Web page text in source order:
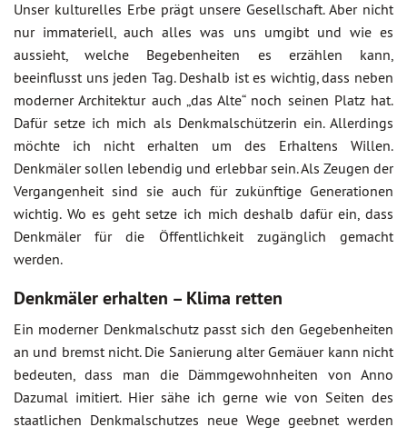
Unser kulturelles Erbe prägt unsere Gesellschaft. Aber nicht
nur immateriell, auch alles was uns umgibt und wie es
aussieht, welche Begebenheiten es erzählen kann,
beeinflusst uns jeden Tag. Deshalb ist es wichtig, dass neben
moderner Architektur auch „das Alte“ noch seinen Platz hat.
Dafür setze ich mich als Denkmalschützerin ein. Allerdings
möchte ich nicht erhalten um des Erhaltens Willen.
Denkmäler sollen lebendig und erlebbar sein. Als Zeugen der
Vergangenheit sind sie auch für zukünftige Generationen
wichtig. Wo es geht setze ich mich deshalb dafür ein, dass
Denkmäler für die Öffentlichkeit zugänglich gemacht
werden.
Denkmäler erhalten – Klima retten
Ein moderner Denkmalschutz passt sich den Gegebenheiten
an und bremst nicht. Die Sanierung alter Gemäuer kann nicht
bedeuten, dass man die Dämmgewohnheiten von Anno
Dazumal imitiert. Hier sähe ich gerne wie von Seiten des
staatlichen Denkmalschutzes neue Wege geebnet werden